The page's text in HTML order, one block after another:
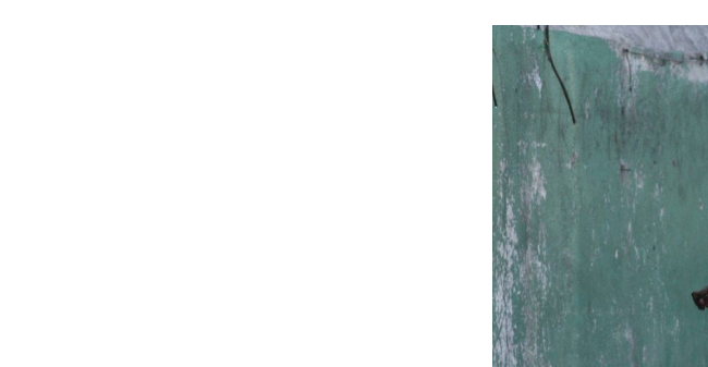
إلى أنّ مناورة
إلى أنّه «في
لافتاً إلى أنّه
الأسلحة النووية
«كانوا
رئيس جهاز
الأوكرانية
جهاز الدولة